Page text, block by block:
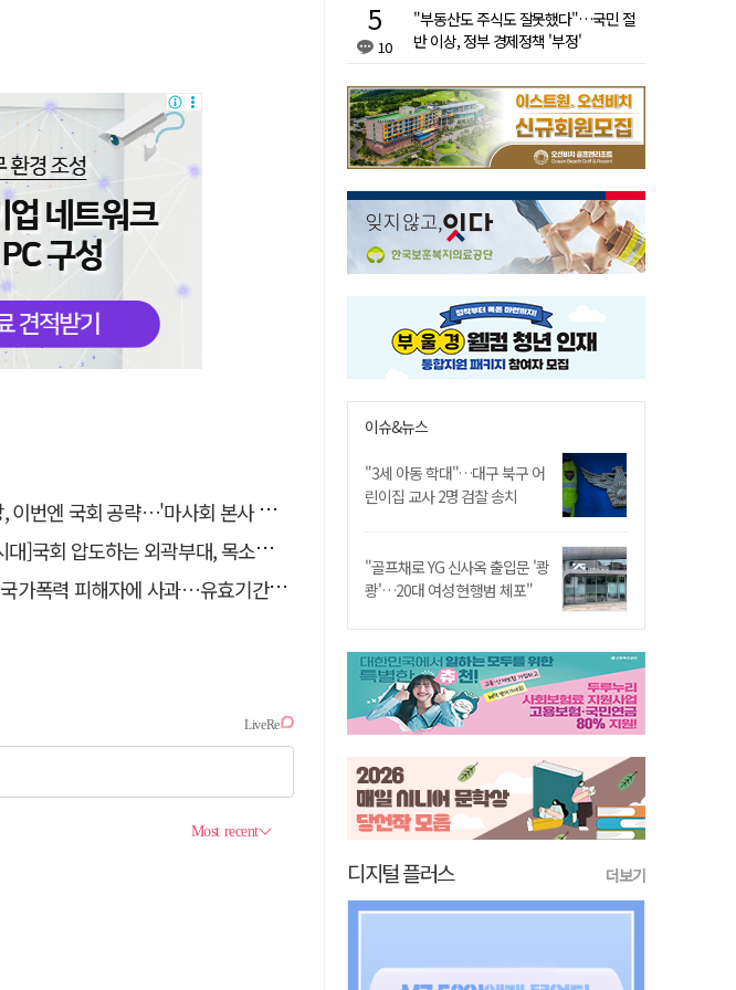
공략…'마사회 본사 이전·광역교통망 확충' 요청
압도하는 외곽부대, 목소리 왜 커지나?
력 피해자에 사과…유효기간 없는 책임"
10
"부동산도 주식도 잘못했다"…국민 절
반 이상, 정부 경제정책 '부정'
이슈&뉴스
"3세 아동 학대"…대구 북구 어
린이집 교사 2명 검찰 송치
"골프채로 YG 신사옥 출입문 '쾅
쾅'…20대 여성 현행범 체포"
디지털 플러스 더보기